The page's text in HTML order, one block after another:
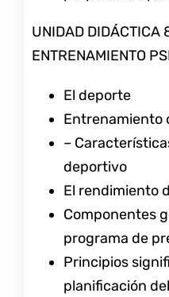
UNIDAD DIDÁCTICA
ENTRENAMIENTO
El deporte
Entrenamiento
–
deportivo
El rendimiento
Componentes
programa de
Principios
planificación